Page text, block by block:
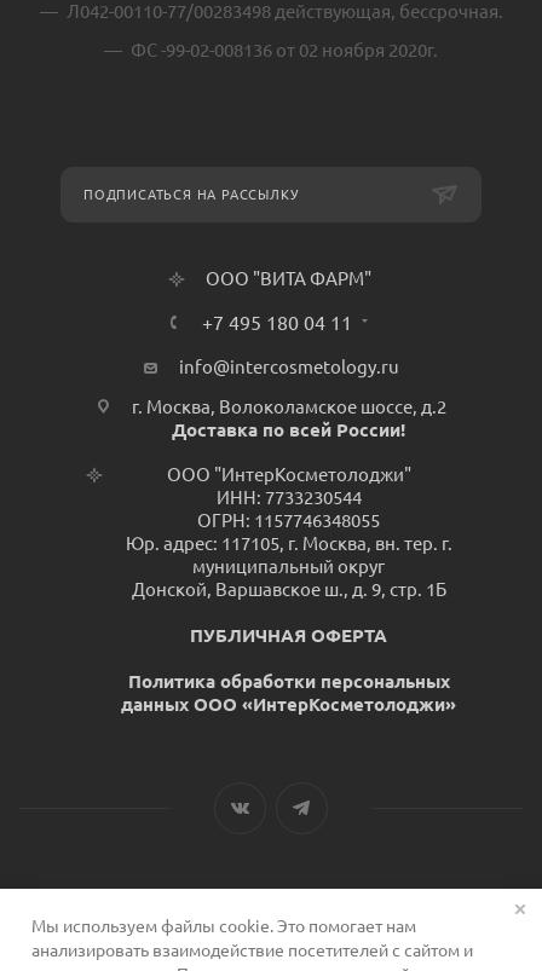
Л042-00110-77/00283498 действующая, бессрочная.
ФС -99-02-008136 от 02 ноября 2020г.
ПОДПИСАТЬСЯ НА РАССЫЛКУ
ООО "ВИТА ФАРМ"
+7 495 180 04 11
info@intercosmetology.ru
г. Москва, Волоколамское шоссе, д.2
Доставка по всей России!
ООО "ИнтерКосметолоджи"
ИНН: 7733230544
ОГРН: 1157746348055
Юр. адрес: 117105, г. Москва, вн. тер. г.
муниципальный округ
Донской, Варшавское ш., д. 9, стр. 1Б
ПУБЛИЧНАЯ ОФЕРТА
Политика обработки персональных
данных ООО «ИнтерКосметолоджи»
2026 © Сервис для косметологов
Мы используем файлы cookie. Это помогает нам
анализировать взаимодействие посетителей с сайтом и